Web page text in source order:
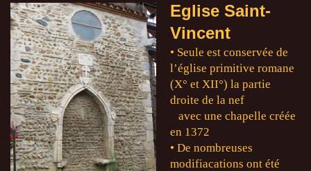
Eglise Saint-
Vincent
• Seule est conservée de
l’église primitive romane
(X° et XII°) la partie
droite de la nef
avec une chapelle créée
en 1372
• De nombreuses
modifiacations ont été